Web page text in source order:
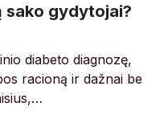
sako gydytojai?
diabeto diagnozę,
racioną ir dažnai be